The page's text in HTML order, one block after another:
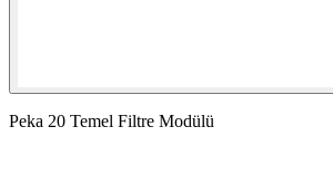
Peka 20 Temel Filtre Modülü